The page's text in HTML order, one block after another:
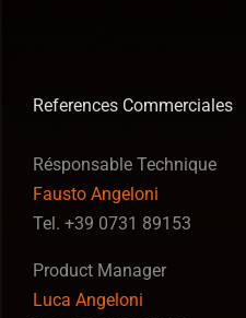
References Commerciales
Résponsable Technique
Fausto Angeloni
Tel. +39 0731 89153
Product Manager
Luca Angeloni